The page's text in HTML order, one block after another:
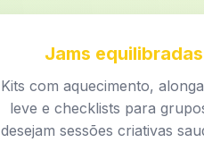
Jams equilibradas
Kits com aquecimento,
leve e checklists para
desejam sessões criativas